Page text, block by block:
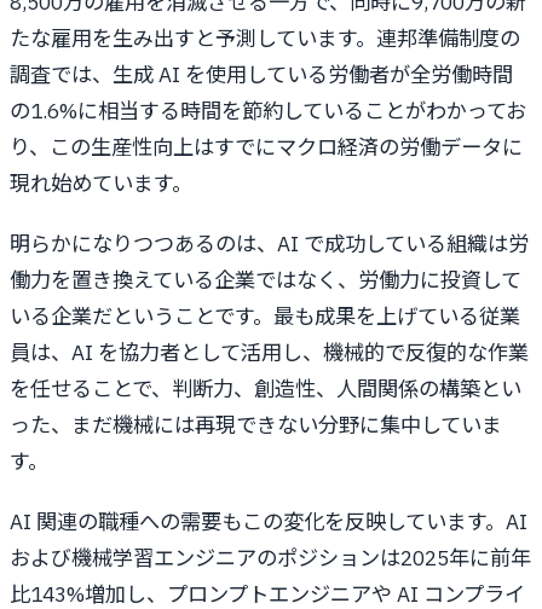
たな雇用を生み出すと予測しています。連邦準備制度の
調査では、生成 AI を使用している労働者が全労働時間
の1.6%に相当する時間を節約していることがわかってお
り、この生産性向上はすでにマクロ経済の労働データに
現れ始めています。
明らかになりつつあるのは、AI で成功している組織は労
働力を置き換えている企業ではなく、労働力に投資して
いる企業だということです。最も成果を上げている従業
員は、AI を協力者として活用し、機械的で反復的な作業
を任せることで、判断力、創造性、人間関係の構築とい
った、まだ機械には再現できない分野に集中していま
す。
AI 関連の職種への需要もこの変化を反映しています。AI
および機械学習エンジニアのポジションは2025年に前年
比143%増加し、プロンプトエンジニアや AI コンプライ